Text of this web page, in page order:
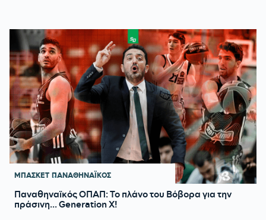
ΜΠΑΣΚΕΤ ΠΑΝΑΘΗΝΑΪΚΟΣ
Παναθηναϊκός ΟΠΑΠ: Το πλάνο του Βόβορα για την
πράσινη... Generation X!